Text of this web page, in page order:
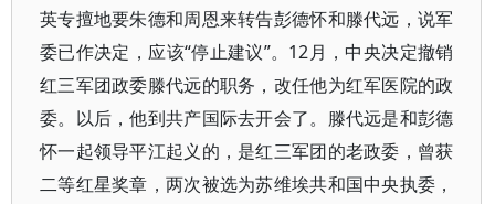
英专擅地要朱德和周恩来转告彭德怀和滕代远，说军
委已作决定，应该“停止建议”。12月，中央决定撤销
红三军团政委滕代远的职务，改任他为红军医院的政
委。以后，他到共产国际去开会了。滕代远是和彭德
怀一起领导平江起义的，是红三军团的老政委，曾获
二等红星奖章，两次被选为苏维埃共和国中央执委，